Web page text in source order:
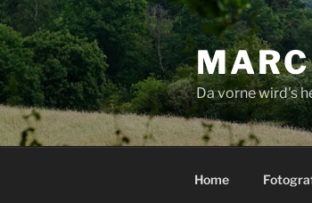
Zum
Inhalt
springen
Da vorne wird's
Home